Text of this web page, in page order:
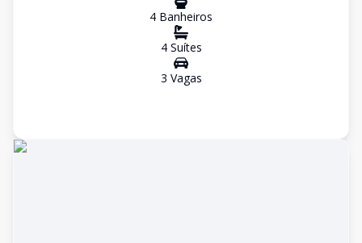
4 Banheiros
4Suítes
3 Vagas